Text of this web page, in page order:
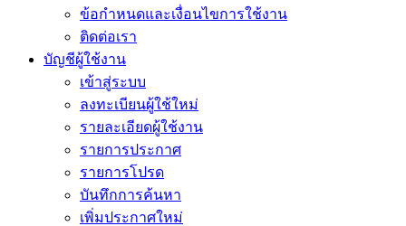
ข้อกำหนดและเงื่อนไขการใช้งาน
ติดต่อเรา
บัญชีผู้ใช้งาน
เข้าสู่ระบบ
ลงทะเบียนผู้ใช้ใหม่
รายละเอียดผู้ใช้งาน
รายการประกาศ
รายการโปรด
บันทึกการค้นหา
เพิ่มประกาศใหม่